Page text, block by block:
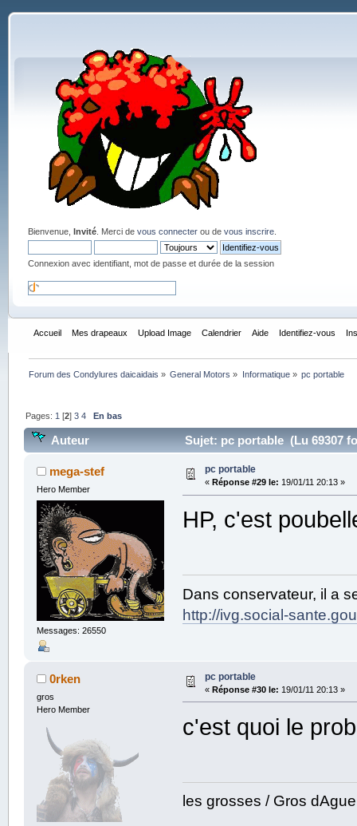
Bienvenue, Invité. Merci de vous connecterou de vous inscrire.
Connexion avec identifiant, mot de passe et durée de la session
Accueil Mes drapeaux Upload Image Calendrier Aide Identifiez-vous
Forum des Condylures daicaidais » General Motors » Informatique» pc portable
Pages: 1 [2]3 4 En bas
Auteur Sujet: pc portable (Lu 69307
mega-stef
Hero Member
Messages: 26550
pc portable
« Réponse #29 le: 19/01/11 20:13 »
HP, c'est
Dans conservateur, il a
http://ivg.social-
0rken
gros
Hero Member
pc portable
« Réponse #30 le: 19/01/11 20:13 »
c'est quoi le
les grosses / Gros